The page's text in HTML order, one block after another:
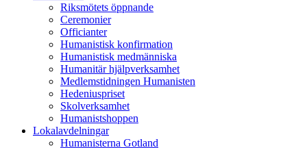
Riksmötets öppnande
Ceremonier
Officianter
Humanistisk konfirmation
Humanistisk medmänniska
Humanitär hjälpverksamhet
Medlemstidningen Humanisten
Hedeniuspriset
Skolverksamhet
Humanistshoppen
Lokalavdelningar
Humanisterna Gotland